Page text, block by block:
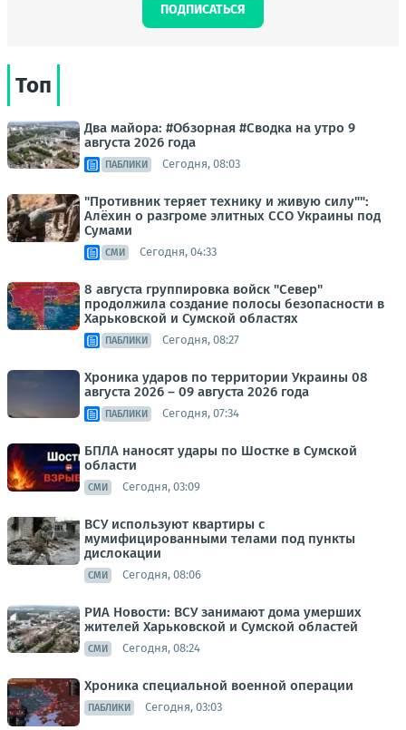
ПОДПИСАТЬСЯ
Топ
Два майора: #Обзорная #Сводка на утро 9
августа 2026 года
ПАБЛИКИ Сегодня, 08:03
"Противник теряет технику и живую силу"":
Алёхин о разгроме элитных ССО Украины под
Сумами
СМИ Сегодня, 04:33
8 августа группировка войск "Север"
продолжила создание полосы безопасности в
Харьковской и Сумской областях
ПАБЛИКИ Сегодня, 08:27
Хроника ударов по территории Украины 08
августа 2026 – 09 августа 2026 года
ПАБЛИКИ Сегодня, 07:34
БПЛА наносят удары по Шостке в Сумской
области
СМИ Сегодня, 03:09
ВСУ используют квартиры с
мумифицированными телами под пункты
дислокации
СМИ Сегодня, 08:06
РИА Новости: ВСУ занимают дома умерших
жителей Харьковской и Сумской областей
СМИ Сегодня, 08:24
Хроника специальной военной операции
ПАБЛИКИ Сегодня, 03:03